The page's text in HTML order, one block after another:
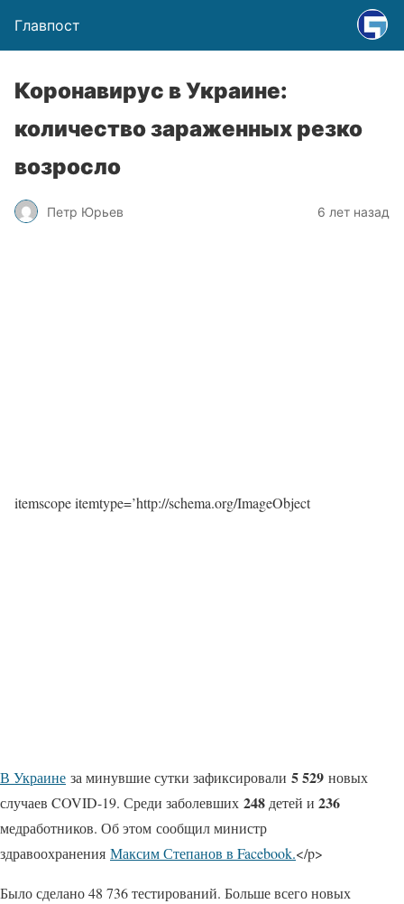
Главпост
Коронавирус в Украине:
количество зараженных резко
возросло
Петр Юрьев 6 лет назад
itemscope itemtype=’http://schema.org/ImageObject
В Украине за минувшие сутки зафиксировали 5 529 новых
случаев COVID-19. Среди заболевших 248детей и 236
медработников. Об этом сообщил министр
здравоохранения Максим Степанов в Facebook.</p>
Было сделано 48 736 тестирований. Больше всего новых